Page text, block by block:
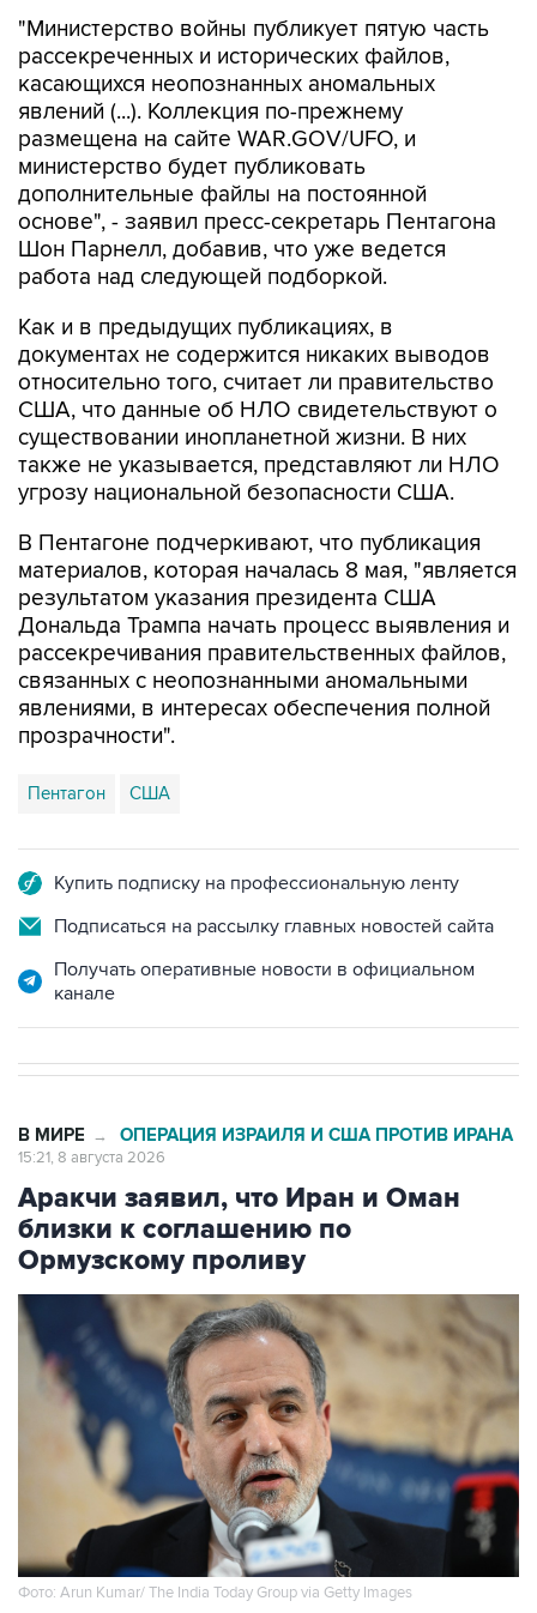
"Министерство войны публикует пятую часть
рассекреченных и исторических файлов,
касающихся неопознанных аномальных
явлений (...). Коллекция по-прежнему
размещена на сайте WAR.GOV/UFO, и
министерство будет публиковать
дополнительные файлы на постоянной
основе", - заявил пресс-секретарь Пентагона
Шон Парнелл, добавив, что уже ведется
работа над следующей подборкой.
Как и в предыдущих публикациях, в
документах не содержится никаких выводов
относительно того, считает ли правительство
США, что данные об НЛО свидетельствуют о
существовании инопланетной жизни. В них
также не указывается, представляют ли НЛО
угрозу национальной безопасности США.
В Пентагоне подчеркивают, что публикация
материалов, которая началась 8 мая, "является
результатом указания президента США
Дональда Трампа начать процесс выявления и
рассекречивания правительственных файлов,
связанных с неопознанными аномальными
явлениями, в интересах обеспечения полной
прозрачности".
Пентагон США
Купить подписку на профессиональную ленту
Подписаться на рассылку главных новостей сайта
Получать оперативные новости в официальном
канале
В МИРЕ → ОПЕРАЦИЯ ИЗРАИЛЯ И США ПРОТИВ ИРАНА
15:21, 8 августа 2026
Аракчи заявил, что Иран и Оман
близки к соглашению по
Ормузскому проливу
Фото: Arun Kumar/ The India Today Group via Getty Images